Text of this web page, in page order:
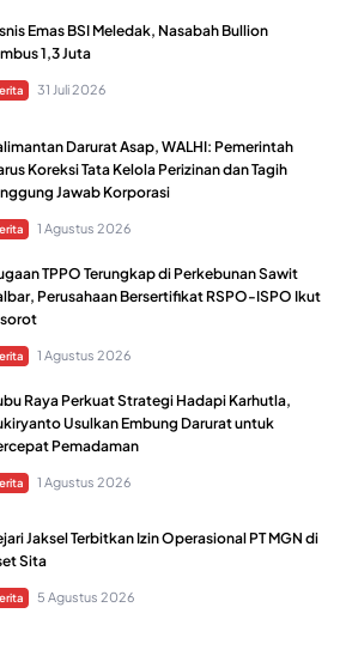
Emas BSI Meledak, Nasabah Bullion
1,3 Juta
31 Juli 2026
Darurat Asap, WALHI: Pemerintah
Koreksi Tata Kelola Perizinan dan Tagih
Jawab Korporasi
1 Agustus 2026
TPPO Terungkap di Perkebunan Sawit
Perusahaan Bersertifikat RSPO-ISPO Ikut
1 Agustus 2026
Raya Perkuat Strategi Hadapi Karhutla,
Usulkan Embung Darurat untuk
Pemadaman
1 Agustus 2026
Jaksel Terbitkan Izin Operasional PT MGN di
Sita
5 Agustus 2026